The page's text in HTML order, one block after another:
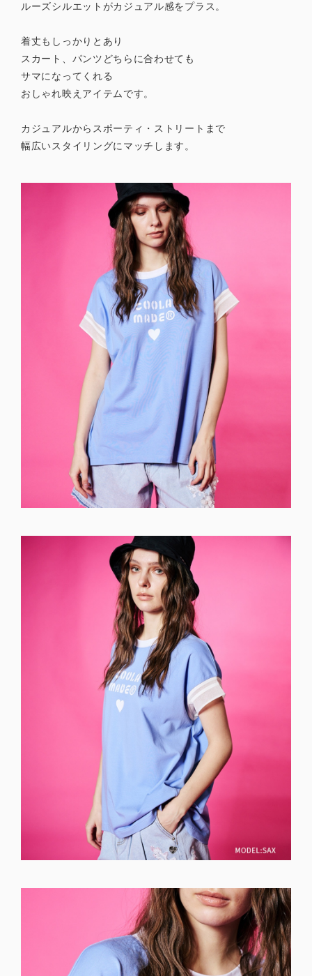
ルーズシルエットがカジュアル感をプラス。
着丈もしっかりとあり
スカート、パンツどちらに合わせても
サマになってくれる
おしゃれ映えアイテムです。
カジュアルからスポーティ・ストリートまで
幅広いスタイリングにマッチします。